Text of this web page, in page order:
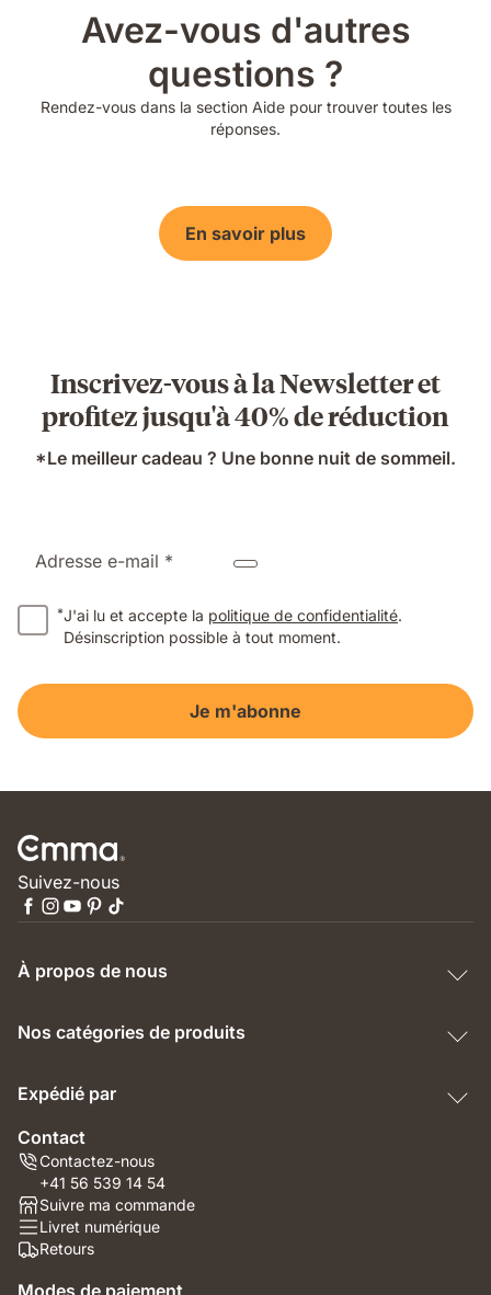
Avez-vous d'autres
questions ?
Rendez-vous dans la section Aide pour trouver toutes les
réponses.
En savoir plus
Inscrivez-vous à la Newsletter et
profitez jusqu'à 40% de réduction
*Le meilleur cadeau ? Une bonne nuit de sommeil.
Adresse e-mail *
*J'ai lu et accepte la politique de confidentialité.
Désinscription possible à tout moment.
Je m'abonne
Suivez-nous
À propos de nous
Nos catégories de produits
Expédié par
Contact
Contactez-nous
+41 56 539 14 54
Suivre ma commande
Livret numérique
Retours
Modes de paiement